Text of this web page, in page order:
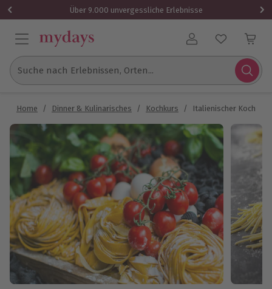
Über 9.000 unvergessliche Erlebnisse
Benutzerkonto
Suche nach Erlebnissen, Orten...
Home / Dinner & Kulinarisches / Kochkurs / Italienischer